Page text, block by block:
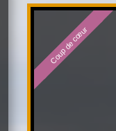
Coup de cœur